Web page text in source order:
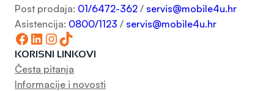
Post prodaja: 01/6472-362 / servis@mobile4u.hr
Asistencija: 0800/1123 / servis@mobile4u.hr
Facebook LinkedIn InstagramTikTok
KORISNI LINKOVI
Česta pitanja
Informacije i novosti